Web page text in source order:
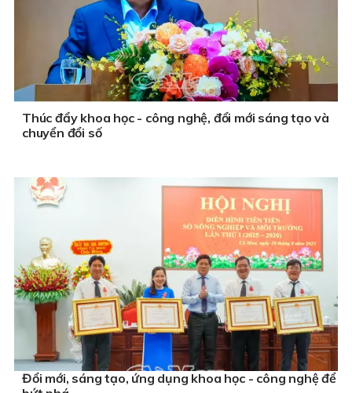
Thúc đẩy khoa học - công nghệ, đổi mới sáng tạo và
chuyển đổi số
Đổi mới, sáng tạo, ứng dụng khoa học - công nghệ để